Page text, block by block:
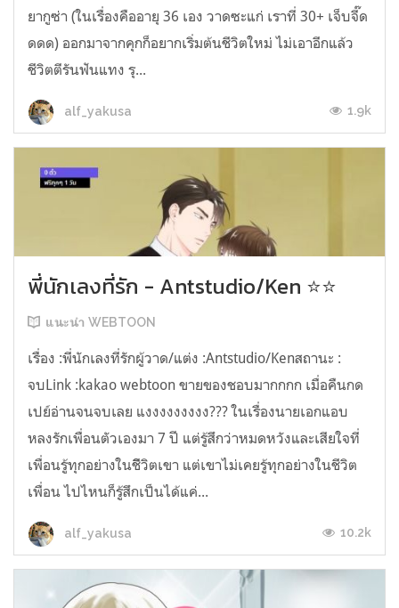
ยากูซ่า (ในเรื่องคืออายุ 36 เอง วาดซะแก่ เราที่ 30+ เจ็บจี๊ด
ดดด) ออกมาจากคุกก็อยากเริ่มต้นชีวิตใหม่ ไม่เอาอีกแล้ว
ชีวิตตีรันฟันแทง รุ...
alf_yakusa 1.9k
พี่นักเลงที่รัก - Antstudio/Ken ⭐⭐
แนะนำ WEBTOON
เรื่อง :พี่นักเลงที่รักผู้วาด/แต่ง :Antstudio/Kenสถานะ :
จบLink :kakao webtoon ขายของชอบมากกกก เมื่อคืนกด
เปย์อ่านจนจบเลย แงงงงงงงงง??? ในเรื่องนายเอกแอบ
หลงรักเพื่อนตัวเองมา 7 ปี แต่รู้สึกว่าหมดหวังและเสียใจที่
เพื่อนรู้ทุกอย่างในชีิวิตเขา แต่เขาไม่เคยรู้ทุกอย่างในชีวิต
เพื่อน ไปไหนก็รู้สึกเป็นได้แค่...
alf_yakusa 10.2k